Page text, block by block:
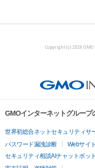
Copyright (c) 2026
GMOインターネットグルー
世界初総合ネットセキュリティサ
パスワード漏洩診断
Webサイ
セキュリティ相談AIチャットボット